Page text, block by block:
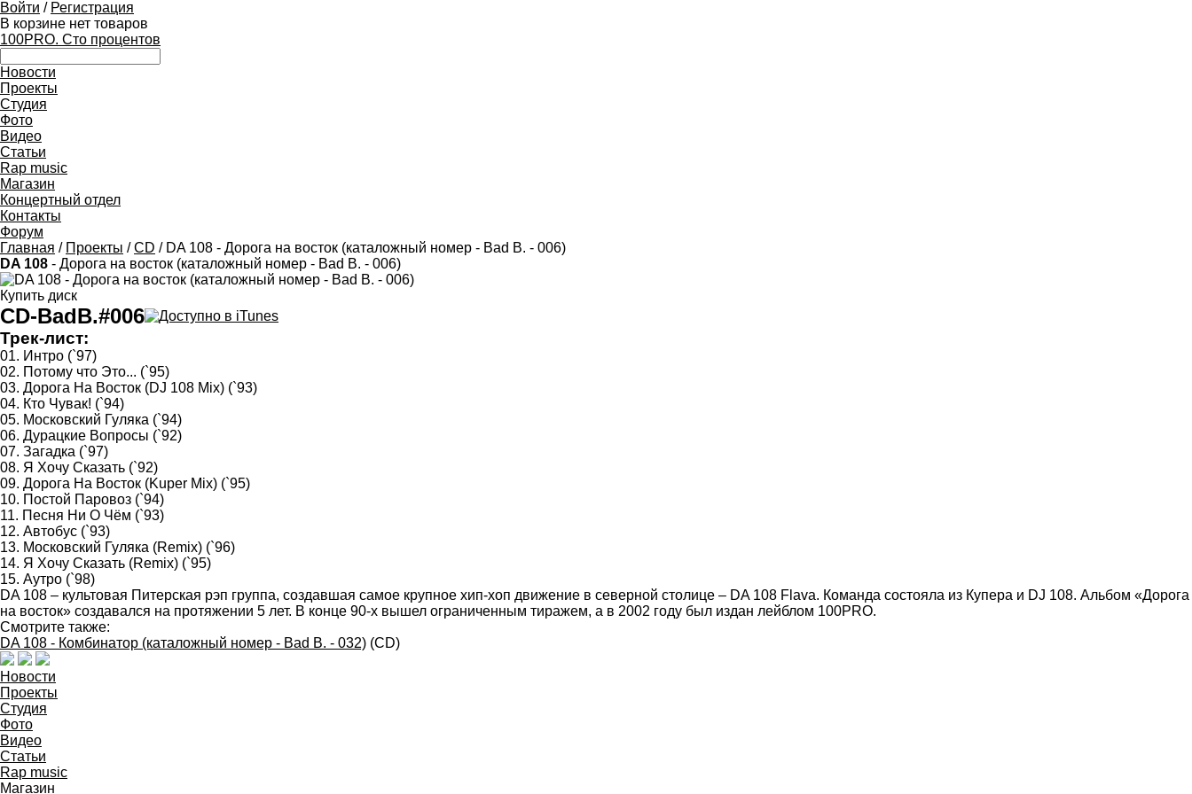
Войти / Регистрация
В корзине нет товаров
100PRO. Сто процентов
Новости
Проекты
Студия
Фото
Видео
Статьи
Rap music
Магазин
Концертный отдел
Контакты
Форум
Главная / Проекты /CD / DA 108 - Дорога на восток (каталожный номер - Bad B. - 006)
DA 108 - Дорога на восток (каталожный номер - Bad B. - 006)
Купить диск
CD-BadB.#006
Трек-лист:
01. Интро (`97)
02. Потому что Это... (`95)
03. Дорога На Восток (DJ 108 Mix) (`93)
04. Кто Чувак! (`94)
05. Московский Гуляка (`94)
06. Дурацкие Вопросы (`92)
07. Загадка (`97)
08. Я Хочу Сказать (`92)
09. Дорога На Восток (Kuper Mix) (`95)
10. Постой Паровоз (`94)
11. Песня Ни О Чём (`93)
12. Автобус (`93)
13. Московский Гуляка (Remix) (`96)
14. Я Хочу Сказать (Remix) (`95)
15. Аутро (`98)
DA 108 – культовая Питерская рэп группа, создавшая самое крупное хип-хоп движение в северной столице – DA 108 Flava. Команда состояла из Купера и DJ 108. Альбом «Дорога
на восток» создавался на протяжении 5 лет. В конце 90-х вышел ограниченным тиражем, а в 2002 году был издан лейблом 100PRO.
Смотрите также:
DA 108 - Комбинатор (каталожный номер - Bad B. - 032) (CD)
Новости
Проекты
Студия
Фото
Видео
Статьи
Rap music
Магазин